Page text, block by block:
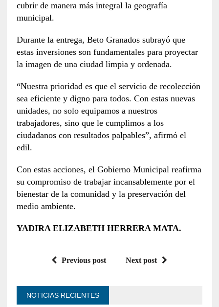
cubrir de manera más integral la geografía
municipal.
Durante la entrega, Beto Granados subrayó que
estas inversiones son fundamentales para proyectar
la imagen de una ciudad limpia y ordenada.
“Nuestra prioridad es que el servicio de recolección
sea eficiente y digno para todos. Con estas nuevas
unidades, no solo equipamos a nuestros
trabajadores, sino que le cumplimos a los
ciudadanos con resultados palpables”, afirmó el
edil.
Con estas acciones, el Gobierno Municipal reafirma
su compromiso de trabajar incansablemente por el
bienestar de la comunidad y la preservación del
medio ambiente.
YADIRA ELIZABETH HERRERA MATA.
Previous post Next post
NOTICIAS RECIENTES